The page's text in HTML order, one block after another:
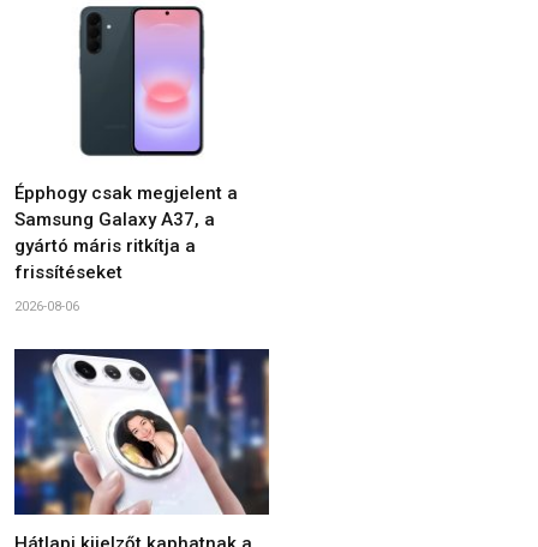
Épphogy csak megjelent a
Samsung Galaxy A37, a
gyártó máris ritkítja a
frissítéseket
2026-08-06